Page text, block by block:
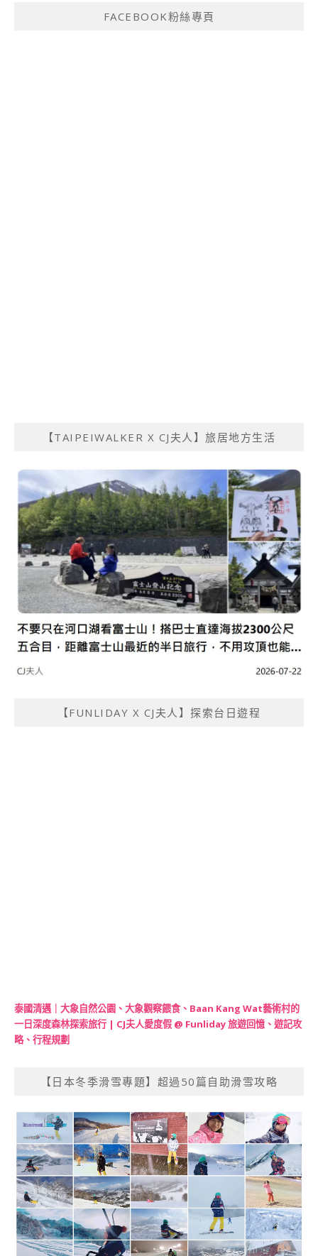
FACEBOOK粉絲專頁
【TAIPEIWALKER X CJ夫人】旅居地方生活
【FUNLIDAY X CJ夫人】探索台日遊程
泰國清邁｜大象自然公園、大象觀察餵食、Baan Kang Wat藝術村的
一日深度森林探索旅行 | CJ夫人愛度假 @ Funliday 旅遊回憶、遊記攻
略、行程規劃
【日本冬季滑雪專題】超過50篇自助滑雪攻略